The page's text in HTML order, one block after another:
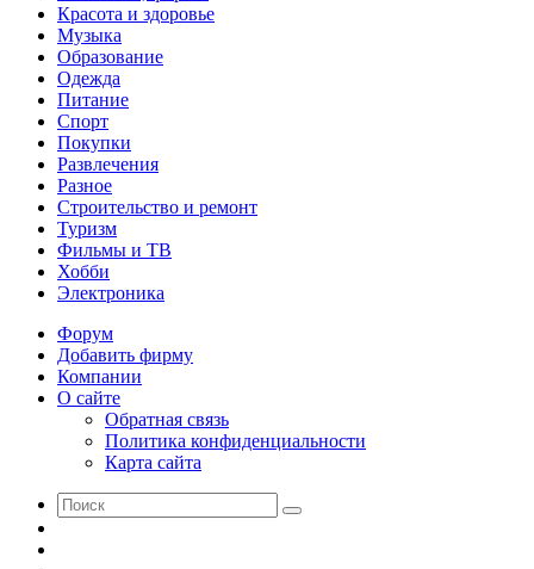
Красота и здоровье
Музыка
Образование
Одежда
Питание
Спорт
Покупки
Развлечения
Разное
Строительство и ремонт
Туризм
Фильмы и ТВ
Хобби
Электроника
Форум
Добавить фирму
Компании
О сайте
Обратная связь
Политика конфиденциальности
Карта сайта
Поиск